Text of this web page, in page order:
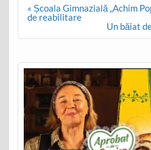
Post
navigation
« Școala Gimnazială „Achim
de reabilitare
Un băiat